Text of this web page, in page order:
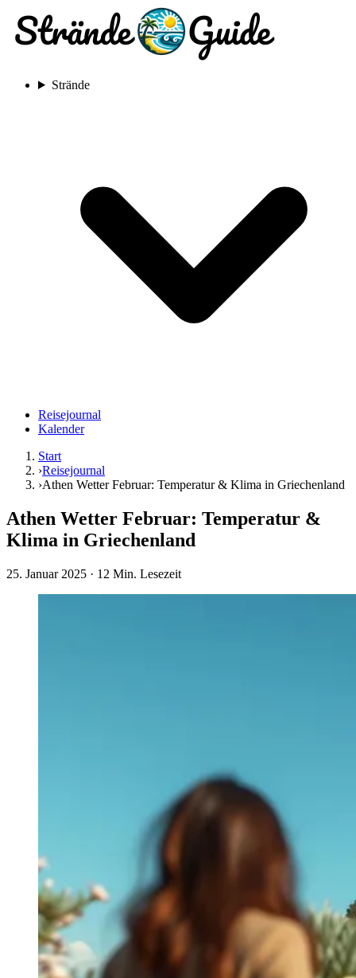
Strände
Reisejournal
Kalender
Start
›Reisejournal
›Athen Wetter Februar: Temperatur & Klima in Griechenland
Athen Wetter Februar: Temperatur &
Klima in Griechenland
25. Januar 2025 · 12 Min. Lesezeit